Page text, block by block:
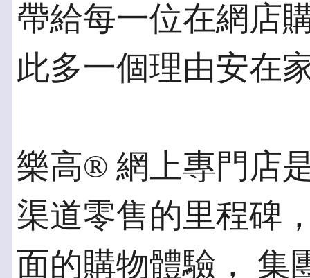
帶給每一位在網店
此多一個理由安在
樂高®️ 網上專門店
渠道零售的里程碑
面的購物體驗， 集